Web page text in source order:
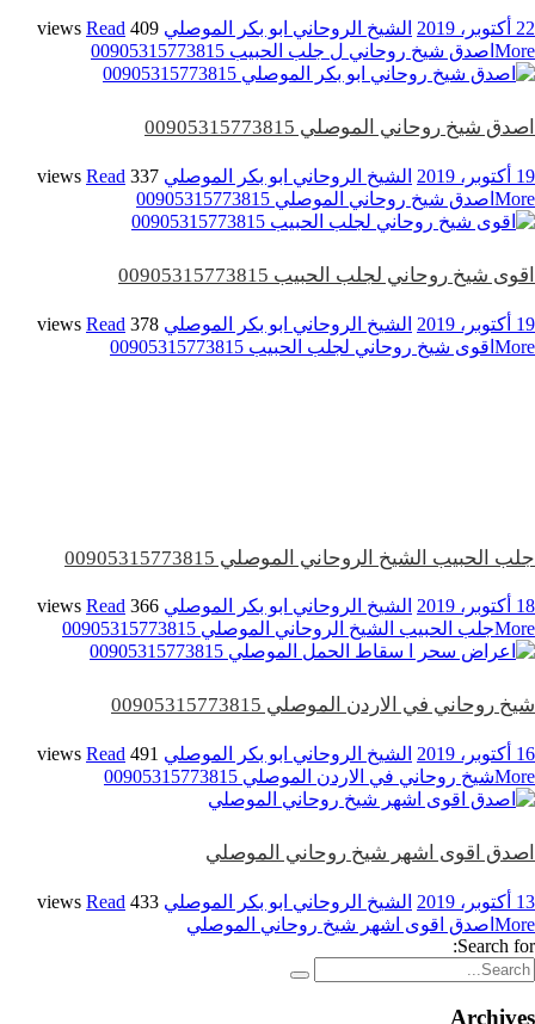
22 أكتوبر، 2019 الشيخ الروحاني ابو بكر الموصلي 409 views
Read
More اصدق شيخ روحاني ل جلب الحبيب 00905315773815
اصدق شيخ روحاني الموصلي 00905315773815
19 أكتوبر، 2019 الشيخ الروحاني ابو بكر الموصلي 337 views
Read
More اصدق شيخ روحاني الموصلي 00905315773815
اقوى شيخ روحاني لجلب الحبيب 00905315773815
19 أكتوبر، 2019 الشيخ الروحاني ابو بكر الموصلي 378 views
Read
More اقوى شيخ روحاني لجلب الحبيب 00905315773815
جلب الحبيب الشيخ الروحاني الموصلي 00905315773815
18 أكتوبر، 2019 الشيخ الروحاني ابو بكر الموصلي 366 views
Read
Moreجلب الحبيب الشيخ الروحاني الموصلي 00905315773815
شيخ روحاني في الاردن الموصلي 00905315773815
16 أكتوبر، 2019 الشيخ الروحاني ابو بكر الموصلي 491 views
Read
Moreشيخ روحاني في الاردن الموصلي 00905315773815
اصدق اقوى اشهر شيخ روحاني الموصلي
13 أكتوبر، 2019 الشيخ الروحاني ابو بكر الموصلي 433 views
Read
More اصدق اقوى اشهر شيخ روحاني الموصلي
Search for:
Archives